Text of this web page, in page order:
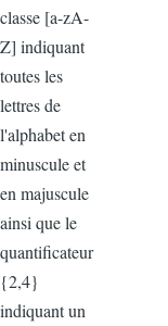
classe [a-zA-
Z] indiquant
toutes les
lettres de
l'alphabet en
minuscule et
en majuscule
ainsi que le
quantificateur
{2,4}
indiquant un